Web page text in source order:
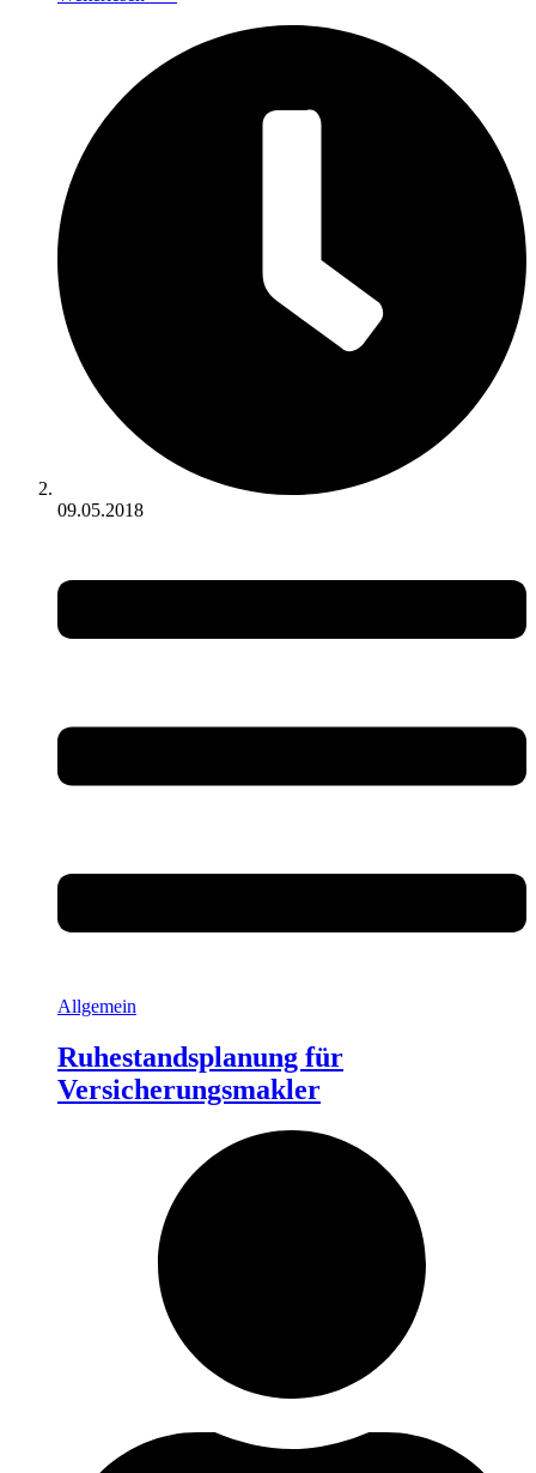
09.05.2018
Allgemein
Ruhestandsplanung für
Versicherungsmakler